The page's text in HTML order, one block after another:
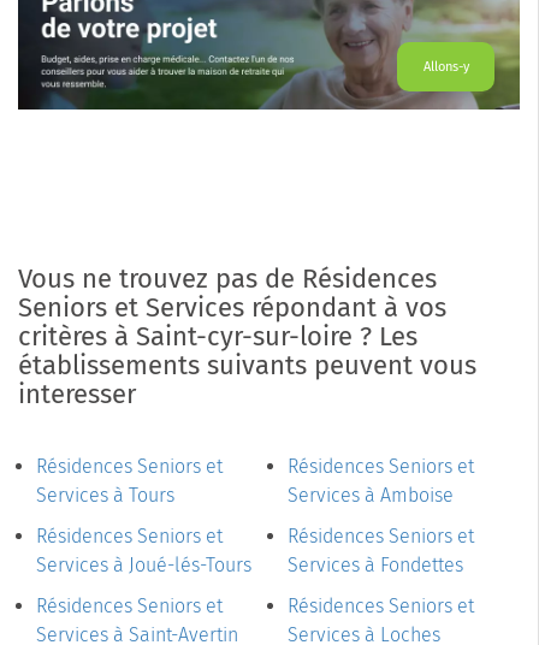
Allons-y
Vous ne trouvez pas de Résidences
Seniors et Services répondant à vos
critères à Saint-cyr-sur-loire ? Les
établissements suivants peuvent vous
interesser
Résidences Seniors et
Services à Tours
Résidences Seniors et
Services à Joué-lés-Tours
Résidences Seniors et
Services à Saint-Avertin
Résidences Seniors et
Services à Amboise
Résidences Seniors et
Services à Fondettes
Résidences Seniors et
Services à Loches